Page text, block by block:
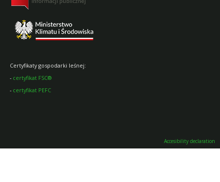
Certyfikaty gospodarki leśnej:
- certyfikat FSC®
- certyfikat PEFC
Accesibility declaration